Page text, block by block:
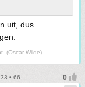
uit, dus
(Oscar Wilde)
• 66